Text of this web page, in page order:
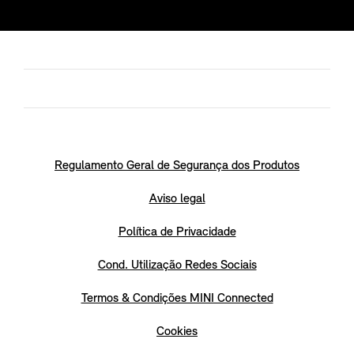
Regulamento Geral de Segurança dos Produtos
Aviso legal
Política de Privacidade
Cond. Utilização Redes Sociais
Termos & Condições MINI Connected
Cookies